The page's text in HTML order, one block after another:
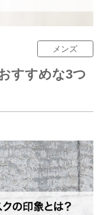
すすめな3つ
メンズ